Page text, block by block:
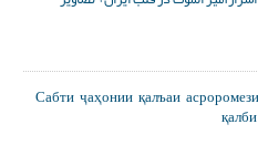
Сабти ҷаҳонии қалъаи